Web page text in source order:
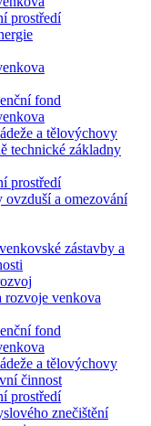
prostředí
fond
a tělovýchovy
technické základny
prostředí
a omezování
zástavby a
rozvoje venkova
fond
a tělovýchovy
činnost
prostředí
znečištění